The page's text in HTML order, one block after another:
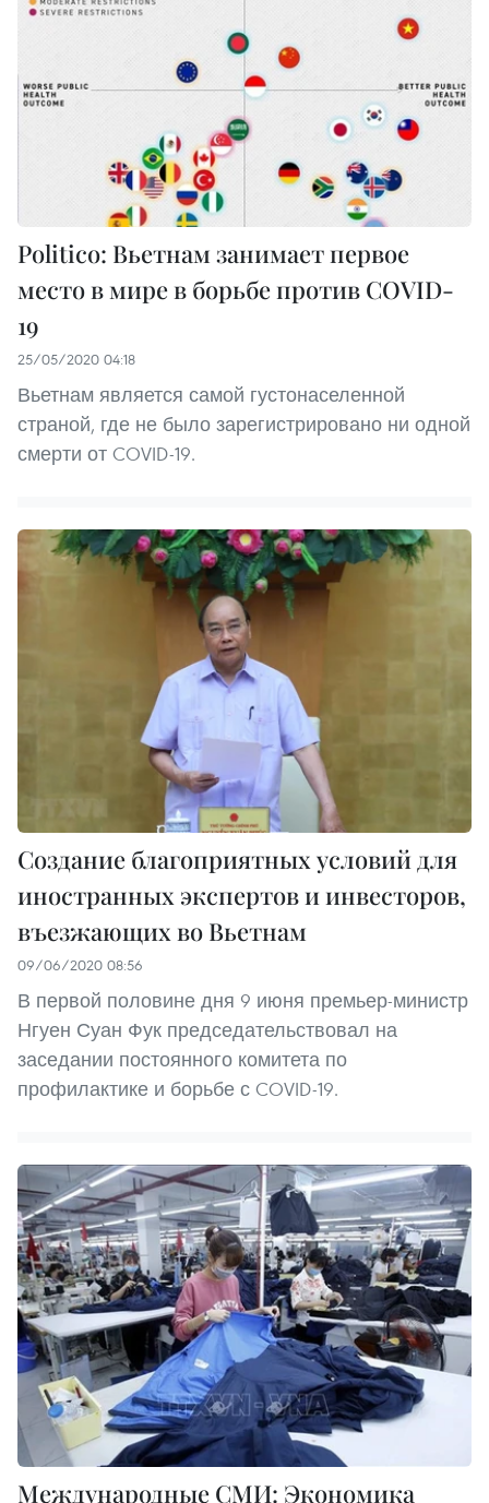
Politico: Вьетнам занимает первое
место в мире в борьбе против COVID-
19
25/05/2020 04:18
Вьетнам является самой густонаселенной
страной, где не было зарегистрировано ни одной
смерти от COVID-19.
Создание благоприятных условий для
иностранных экспертов и инвесторов,
въезжающих во Вьетнам
09/06/2020 08:56
В первой половине дня 9 июня премьер-министр
Нгуен Суан Фук председательствовал на
заседании постоянного комитета по
профилактике и борьбе с COVID-19.
Международные СМИ: Экономика